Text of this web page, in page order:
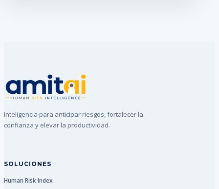
Inteligencia para anticipar riesgos, fortalecer la
confianza y elevar la productividad.
SOLUCIONES
Human Risk Index